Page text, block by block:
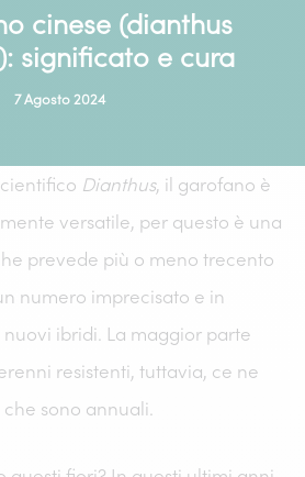
cinese (dianthus
significato e cura
7 Agosto 2024
Dianthus, il garofano è
versatile, per questo è una
prevede più o meno trecento
numero imprecisato e in
ibridi. La maggior parte
resistenti, tuttavia, ce ne
sono annuali.